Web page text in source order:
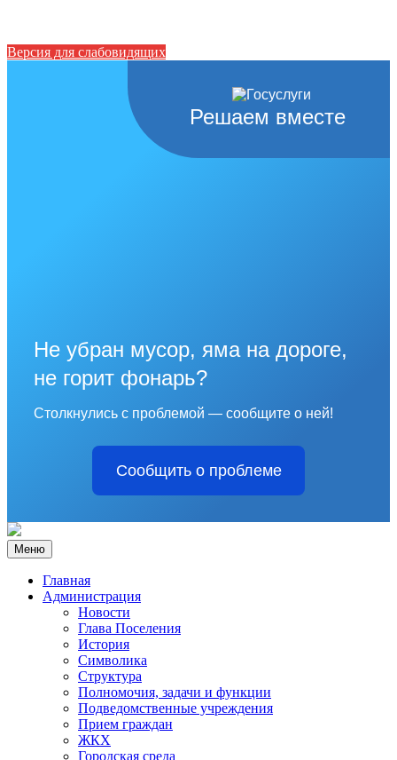
Версия для слабовидящих
Решаем вместе
Не убран мусор, яма на дороге,
не горит фонарь?
Столкнулись с проблемой — сообщите о ней!
Сообщить о проблеме
Меню
Главная
Администрация
Новости
Глава Поселения
История
Символика
Структура
Полномочия, задачи и функции
Подведомственные учреждения
Прием граждан
ЖКХ
Городская среда